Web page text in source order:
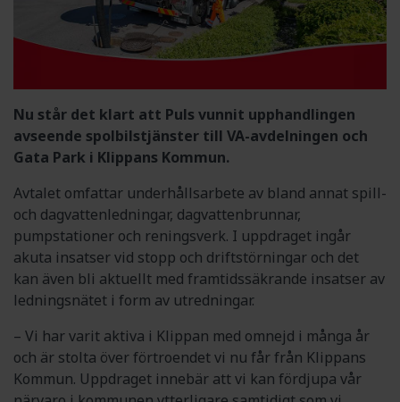
Nu står det klart att Puls vunnit upphandlingen
avseende spolbilstjänster till VA-avdelningen och
Gata Park i Klippans Kommun.
Avtalet omfattar underhållsarbete av bland annat spill-
och dagvattenledningar, dagvattenbrunnar,
pumpstationer och reningsverk. I uppdraget ingår
akuta insatser vid stopp och driftstörningar och det
kan även bli aktuellt med framtidssäkrande insatser av
ledningsnätet i form av utredningar.
– Vi har varit aktiva i Klippan med omnejd i många år
och är stolta över förtroendet vi nu får från Klippans
Kommun. Uppdraget innebär att vi kan fördjupa vår